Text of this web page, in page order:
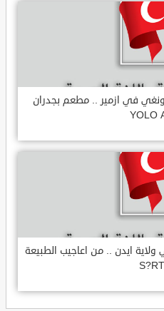
في ازمير .. مطعم بجدران
ايدن .. من اعاجيب الطبيعة